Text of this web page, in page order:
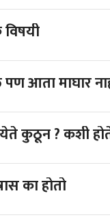
आता माघार
कुठून ? कशी
का होतो